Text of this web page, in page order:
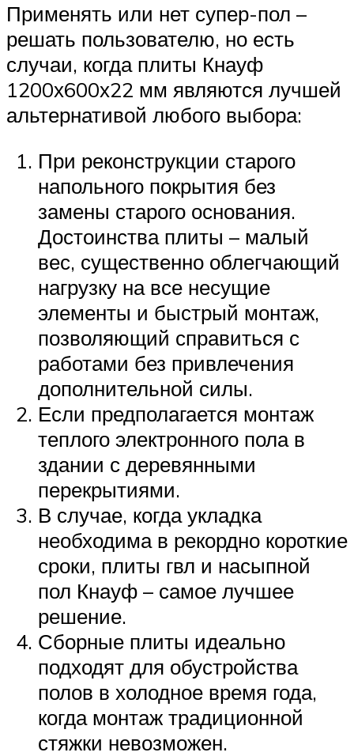
Применять или нет супер-пол –
решать пользователю, но есть
случаи, когда плиты Кнауф
1200х600х22 мм являются лучшей
альтернативой любого выбора:
При реконструкции старого
напольного покрытия без
замены старого основания.
Достоинства плиты – малый
вес, существенно облегчающий
нагрузку на все несущие
элементы и быстрый монтаж,
позволяющий справиться с
работами без привлечения
дополнительной силы.
Если предполагается монтаж
теплого электронного пола в
здании с деревянными
перекрытиями.
В случае, когда укладка
необходима в рекордно короткие
сроки, плиты гвл и насыпной
пол Кнауф – самое лучшее
решение.
Сборные плиты идеально
подходят для обустройства
полов в холодное время года,
когда монтаж традиционной
стяжки невозможен.